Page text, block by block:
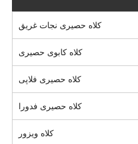
کلاه حصیری نجات غریق
کلاه کابوی حصیری
کلاه حصیری فلاپی
کلاه حصیری فدورا
کلاه ویزور